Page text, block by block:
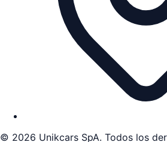
© 2026 Unikcars SpA. Todos los